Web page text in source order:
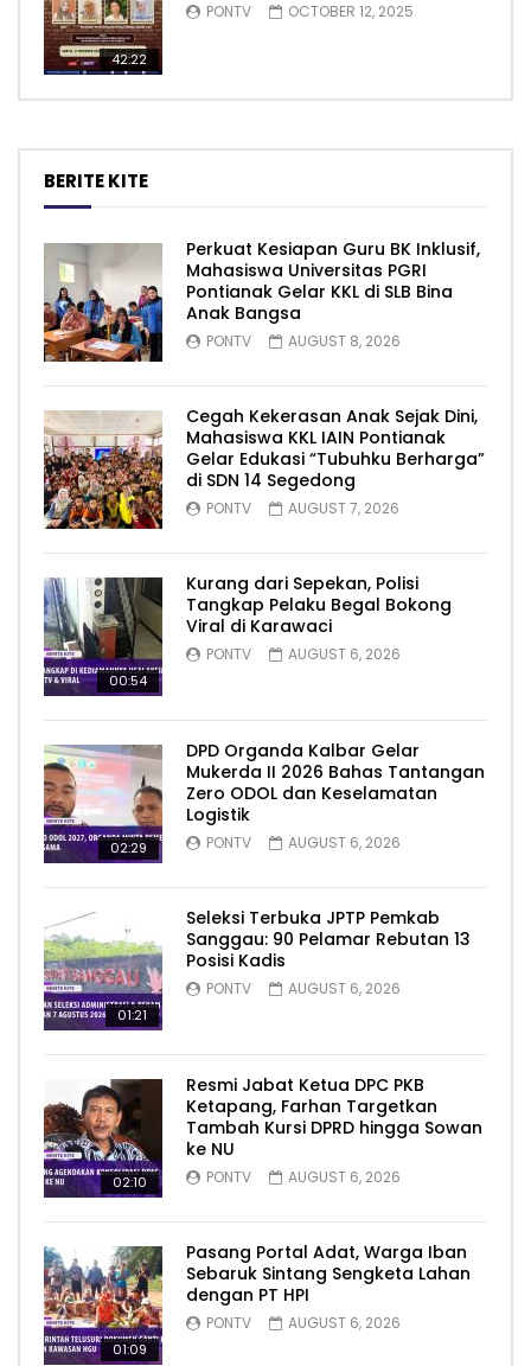
42:22
PONTV OCTOBER 12, 2025
BERITE KITE
Perkuat Kesiapan Guru BK Inklusif,
Mahasiswa Universitas PGRI
Pontianak Gelar KKL di SLB Bina
Anak Bangsa
PONTV AUGUST 8, 2026
Cegah Kekerasan Anak Sejak Dini,
Mahasiswa KKL IAIN Pontianak
Gelar Edukasi “Tubuhku Berharga”
di SDN 14 Segedong
PONTV AUGUST 7, 2026
00:54
Kurang dari Sepekan, Polisi
Tangkap Pelaku Begal Bokong
Viral di Karawaci
PONTV AUGUST 6, 2026
02:29
DPD Organda Kalbar Gelar
Mukerda II 2026 Bahas Tantangan
Zero ODOL dan Keselamatan
Logistik
PONTV AUGUST 6, 2026
01:21
Seleksi Terbuka JPTP Pemkab
Sanggau: 90 Pelamar Rebutan 13
Posisi Kadis
PONTV AUGUST 6, 2026
02:10
Resmi Jabat Ketua DPC PKB
Ketapang, Farhan Targetkan
Tambah Kursi DPRD hingga Sowan
ke NU
PONTV AUGUST 6, 2026
01:09
Pasang Portal Adat, Warga Iban
Sebaruk Sintang Sengketa Lahan
dengan PT HPI
PONTV AUGUST 6, 2026